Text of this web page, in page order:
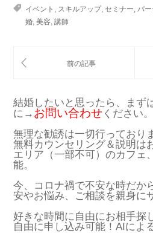
イベント
スキルアップ, セミナー パ
婚 美容 講師
結婚したいと思ったら、まず
に→ お問い合わせ ください。
無理な勧誘は一切行っており
無料カウンセリング＆説明は
エリア（一部不可）のカフェ
能。
今、コロナ禍で不安な時だか
安やお悩み、ご相談を親身に
好きな時間に自由にお相手探
自由に申し込み可能！AIによ